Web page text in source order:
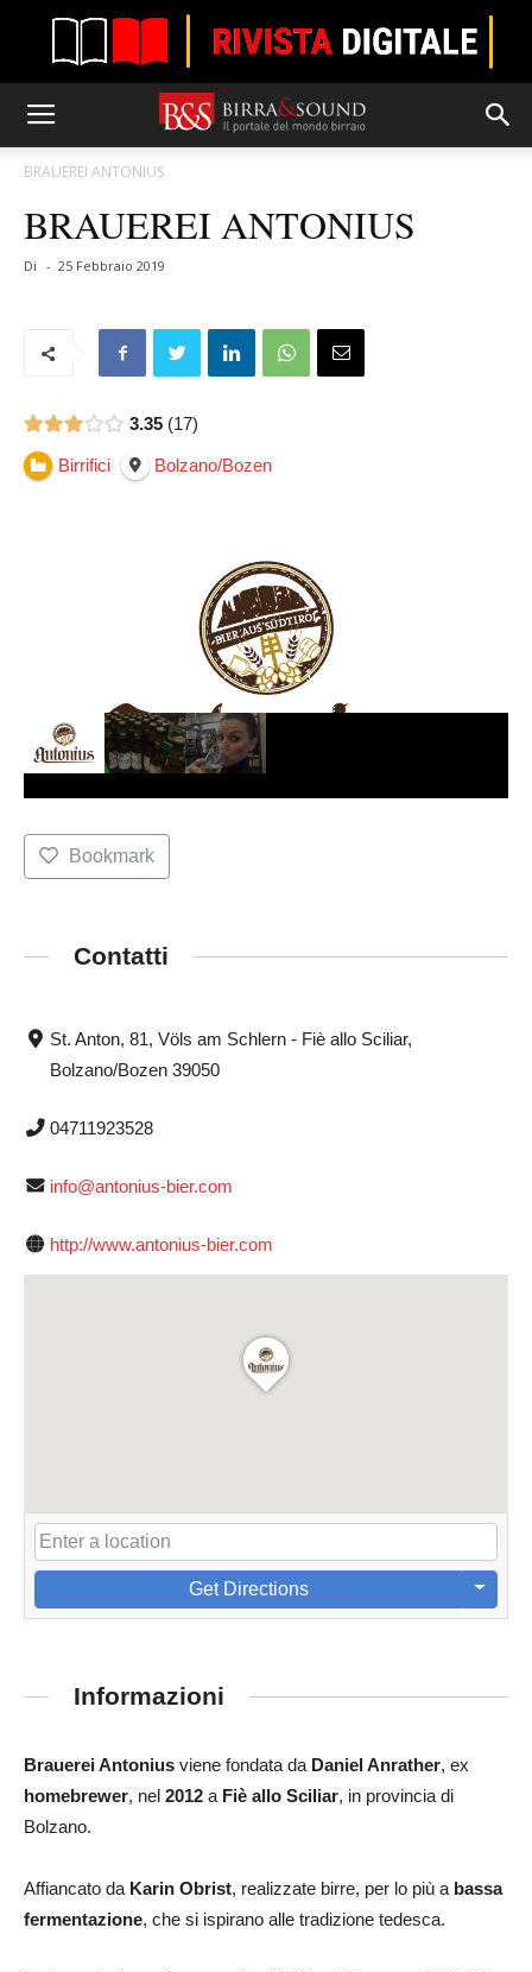
BRAUEREI ANTONIUS
BRAUEREI ANTONIUS
Di - 25 Febbraio 2019
3.35 17
Birrifici Bolzano/Bozen
Bookmark
Contatti
St. Anton, 81, Völs am Schlern - Fiè allo Sciliar,
Bolzano/Bozen 39050
04711923528
info@antonius-bier.com
http://www.antonius-bier.com
Get Directions
Informazioni
Brauerei Antonius viene fondata da Daniel Anrather, ex
homebrewer, nel 2012 a Fiè allo Sciliar, in provincia di
Bolzano.
Affiancato da Karin Obrist, realizzate birre, per lo più a bassa
fermentazione, che si ispirano alle tradizione tedesca.